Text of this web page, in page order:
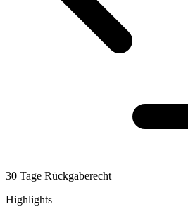
30 Tage Rückgaberecht
Highlights